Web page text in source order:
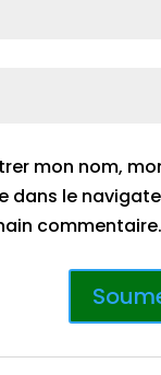
mon nom,
dans le
commentaire.